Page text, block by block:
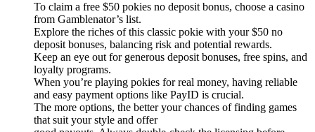
To claim a free $50 pokies no deposit bonus, choose a casino
from Gamblenator’s list.
Explore the riches of this classic pokie with your $50 no
deposit bonuses, balancing risk and potential rewards.
Keep an eye out for generous deposit bonuses, free spins, and
loyalty programs.
When you’re playing pokies for real money, having reliable
and easy payment options like PayID is crucial.
The more options, the better your chances of finding games
that suit your style and offer